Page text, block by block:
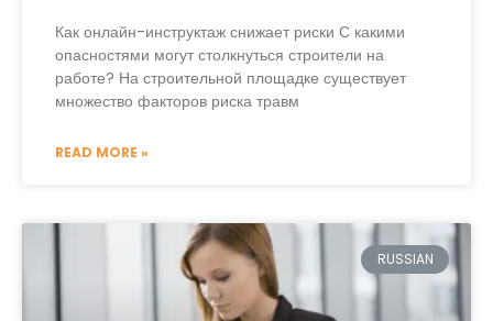
Как онлайн-инструктаж снижает риски С какими
опасностями могут столкнуться строители на
работе? На строительной площадке существует
множество факторов риска травм
READ MORE »
RUSSIAN